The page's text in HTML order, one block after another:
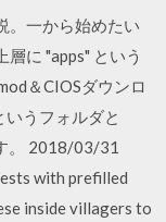
。一から始めたい
に "apps" という
＆CIOSダウンロ
うフォルダと
。 2018/03/31
with prefilled
inside villagers to